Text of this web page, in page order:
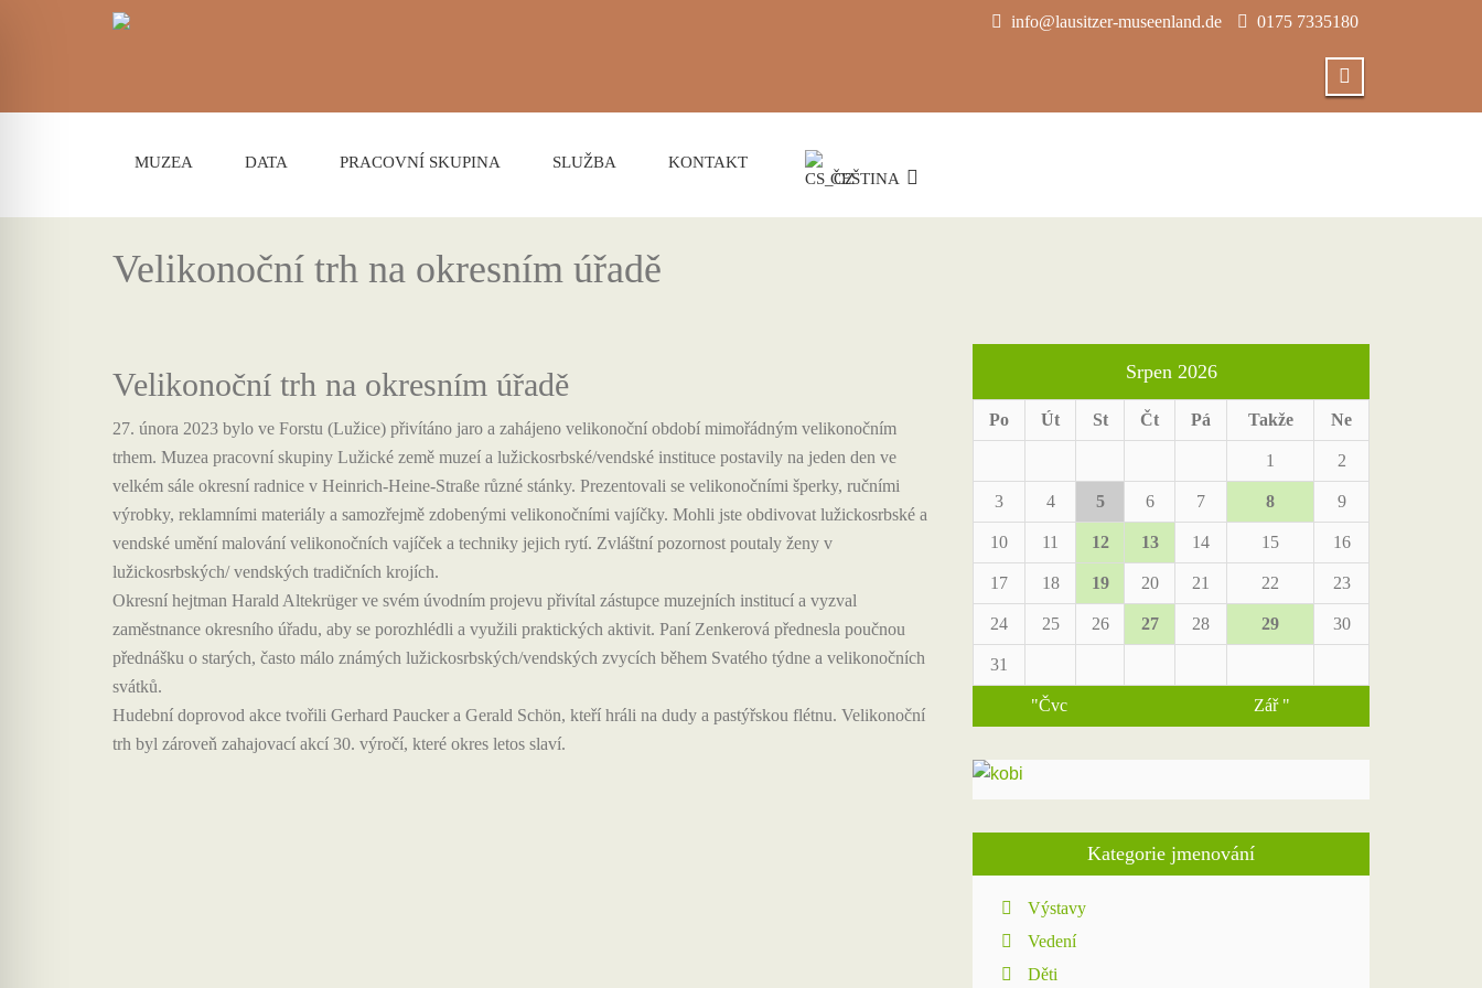
info@lausitzer-museenland.de 0175 7335180
MUZEA DATA PRACOVNÍ SKUPINA SLUŽBA
KONTAKT
ČEŠTINA
Velikonoční trh na okresním úřadě
Velikonoční trh na okresním úřadě
27. února 2023 bylo ve Forstu (Lužice) přivítáno jaro a zahájeno velikonoční období mimořádným velikonočním
trhem. Muzea pracovní skupiny Lužické země muzeí a lužickosrbské/vendské instituce postavily na jeden den ve
velkém sále okresní radnice v Heinrich-Heine-Straße různé stánky. Prezentovali se velikonočními šperky, ručními
výrobky, reklamními materiály a samozřejmě zdobenými velikonočními vajíčky. Mohli jste obdivovat lužickosrbské a
vendské umění malování velikonočních vajíček a techniky jejich rytí. Zvláštní pozornost poutaly ženy v
lužickosrbských/ vendských tradičních krojích.
Okresní hejtman Harald Altekrüger ve svém úvodním projevu přivítal zástupce muzejních institucí a vyzval
zaměstnance okresního úřadu, aby se porozhlédli a využili praktických aktivit. Paní Zenkerová přednesla poučnou
přednášku o starých, často málo známých lužickosrbských/vendských zvycích během Svatého týdne a velikonočních
svátků.
Hudební doprovod akce tvořili Gerhard Paucker a Gerald Schön, kteří hráli na dudy a pastýřskou flétnu. Velikonoční
trh byl zároveň zahajovací akcí 30. výročí, které okres letos slaví.
Srpen 2026
Po Út St Čt Pá Takže Ne
1 2
3 4 5 6 7 8 9
10 11 12 13 14 15 16
17 18 19 20 21 22 23
24 25 26 27 28 29 30
31
"Čvc Zář "
Kategorie jmenování
Výstavy
Vedení
Děti